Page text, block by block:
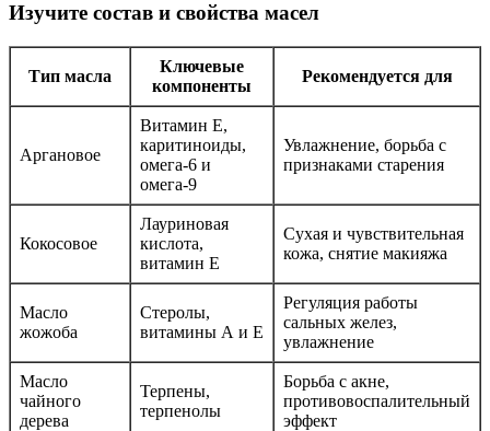
Изучите состав и свойства масел
Тип масла
Ключевые
компоненты
Рекомендуется для
Аргановое
Витамин Е,
каритиноиды,
омега-6 и
омега-9
Увлажнение, борьба с
признаками старения
Кокосовое
Лауриновая
кислота,
витамин Е
Сухая и чувствительная
кожа, снятие макияжа
Масло
жожоба
Стеролы,
витамины А и Е
Регуляция работы
сальных желез,
увлажнение
Масло
чайного
дерева
Терпены,
терпенолы
Борьба с акне,
противовоспалительный
эффект